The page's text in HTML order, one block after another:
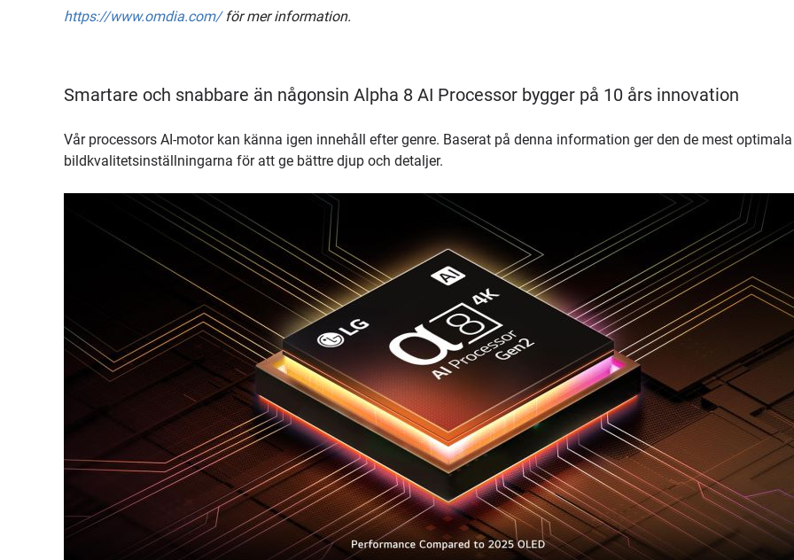
https://www.omdia.com/för mer information.
Smartare och snabbare än någonsin Alpha 8 AI Processor bygger på 10 års innovation
Vår processors AI-motor kan känna igen innehåll efter genre. Baserat på denna information ger den de mest optimala
bildkvalitetsinställningarna för att ge bättre djup och detaljer.